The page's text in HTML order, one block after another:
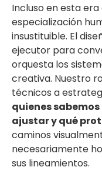
Incluso en esta
especialización
insustituible. El
ejecutor para
orquesta los
creativa. Nuestro
técnicos a
quienes
ajustar y qué
caminos
necesariamente
sus lineamientos.